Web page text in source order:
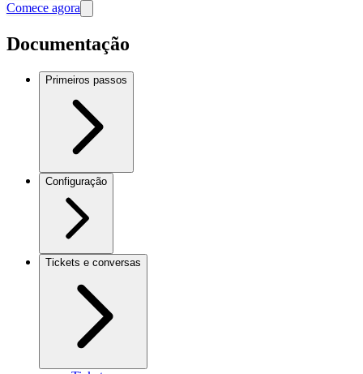
Comece agora
Documentação
Primeiros passos
Configuração
Tickets e conversas